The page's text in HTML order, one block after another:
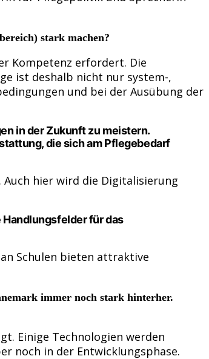
stark machen?
Kompetenz erfordert. Die
ist deshalb nicht nur system-,
und bei der Ausübung der
in der Zukunft zu meistern.
die sich am Pflegebedarf
hier wird die Digitalisierung
für das
Schulen bieten attraktive
immer noch stark hinterher.
Einige Technologien werden
noch in der Entwicklungsphase.